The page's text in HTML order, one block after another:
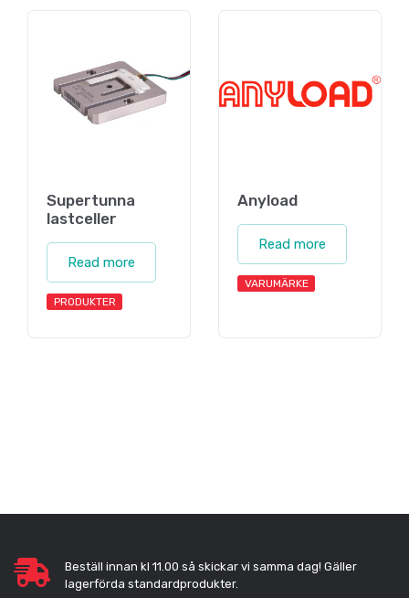
Supertunna
lastceller
Read more
PRODUKTER
Anyload
Read more
VARUMÄRKE
Beställ innan kl 11.00 så skickar vi samma dag! Gäller
lagerförda standardprodukter.